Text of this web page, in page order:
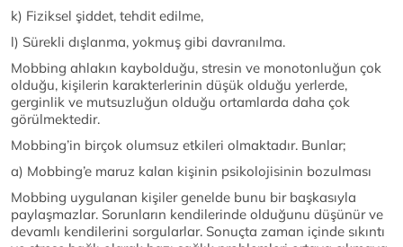
k) Fiziksel şiddet, tehdit edilme,
l) Sürekli dışlanma, yokmuş gibi davranılma.
Mobbing ahlakın kaybolduğu, stresin ve monotonluğun çok
olduğu, kişilerin karakterlerinin düşük olduğu yerlerde,
gerginlik ve mutsuzluğun olduğu ortamlarda daha çok
görülmektedir.
Mobbing’in birçok olumsuz etkileri olmaktadır. Bunlar;
a) Mobbing’e maruz kalan kişinin psikolojisinin bozulması
Mobbing uygulanan kişiler genelde bunu bir başkasıyla
paylaşmazlar. Sorunların kendilerinde olduğunu düşünür ve
devamlı kendilerini sorgularlar. Sonuçta zaman içinde sıkıntı